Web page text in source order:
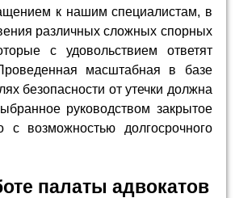
к нашим специалистам, в
различных сложных спорных
с удовольствием ответят
масштабная в базе
безопасности от утечки должна
руководством закрытое
с возможностью долгосрочного
палаты адвокатов